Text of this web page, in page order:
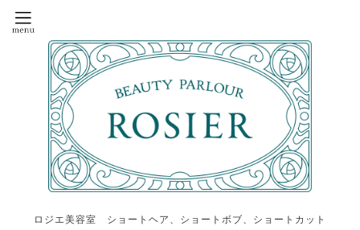
ロジエ美容室 ショートヘア、ショートボブ、ショートカット